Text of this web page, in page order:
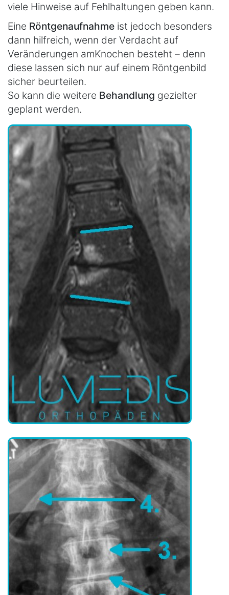
viele Hinweise auf Fehlhaltungen geben kann.
Eine Röntgenaufnahme ist jedoch besonders
dann hilfreich, wenn der Verdacht auf
Veränderungen amKnochen besteht – denn
diese lassen sich nur auf einem Röntgenbild
sicher beurteilen.
So kann die weitere Behandlung gezielter
geplant werden.